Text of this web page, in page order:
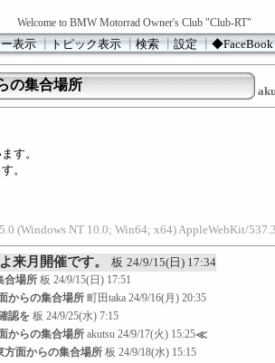
Welcome to BMW Motorrad Owner's Club "Club-RT"
表示┃トピック表示┃検索┃設定┃◆FaceBook
の集合場所
す。
。
(Windows NT 10.0; Win64; x64) AppleWebKit/
来月開催です。 板 24/9/15(日) 17:34
合場所 板 24/9/15(日) 17:51
からの集合場所 町田taka 24/9/16(月) 20:35
認を 板 24/9/25(水) 7:15
からの集合場所 akutsu 24/9/17(火) 15:25≪
方面からの集合場所 板 24/9/18(水) 15:15